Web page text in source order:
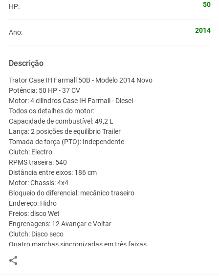
HP: 50
Ano: 2014
Descrição
Trator Case IH Farmall 50B - Modelo 2014 Novo
Potência: 50 HP - 37 CV
Motor: 4 cilindros Case IH Farmall - Diesel
Todos os detalhes do motor:
Capacidade de combustível: 49,2 L
Lança: 2 posições de equilíbrio Trailer
Tomada de força (PTO): Independente
Clutch: Electro
RPMS traseira: 540
Distância entre eixos: 186 cm
Motor: Chassis: 4x4
Bloqueio do diferencial: mecânico traseiro
Endereço: Hidro
Freios: disco Wet
Engrenagens: 12 Avançar e Voltar
Clutch: Disco seco
Quatro marchas sincronizadas em três faixas.
Hidráulica:
Tipo: Abra o Centro de